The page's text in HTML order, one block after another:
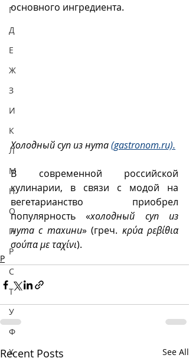
Г
Д
Е
Ж
З
И
К
Л
М
Н
О
П
Р
С
Т
У
Ф
Х
основного ингредиента.
Холодный суп из нута (gastronom.ru).
В современной российской
кулинарии, в связи с модой на
вегетарианство  приобрел
популярность «холодный суп из
нута с тахини» (греч. κρύα ρεβίθια
σούπα με ταχίνι).
Р
Recent Posts See All